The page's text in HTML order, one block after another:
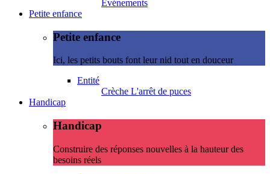
Evénements
Petite enfance
Petite enfance
Ici, les petits bouts font leur nid tout en douceur
Entité
Crèche L'arrêt de puces
Handicap
Handicap
Construire des réponses nouvelles à la hauteur des
besoins réels